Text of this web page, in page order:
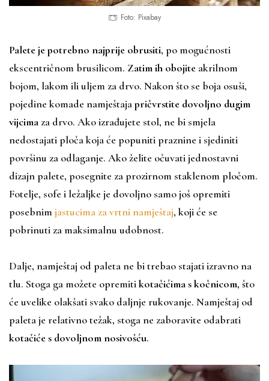
Foto: Pixabay
Palete je potrebno najprije obrusiti, po mogućnosti
ekscentričnom brusilicom. Zatim ih obojite akrilnom
bojom, lakom ili uljem za drvo. Nakon što se boja osuši,
pojedine komade namještajapričvrstite dovoljno dugim
vijcima za drvo. Ako izrađujete stol, ne bi smjela
nedostajati ploča koja će popuniti praznine i sjediniti
površinu za odlaganje. Ako želite očuvati jednostavni
dizajn palete, posegnite za prozirnom staklenom pločom.
Fotelje, sofe i ležaljke je dovoljno samo još opremiti
posebnim jastucima za vrtni namještaj, koji će se
pobrinuti za maksimalnu udobnost.
Dalje, namještaj od paleta ne bi trebao stajati izravno na
tlu. Stoga ga možete opremitikotačićima s kočnicom, što
će uvelike olakšati svako daljnje rukovanje. Namještaj od
paleta je relativno težak, stoga ne zaboravite odabrati
kotačiće s dovoljnom nosivošću.